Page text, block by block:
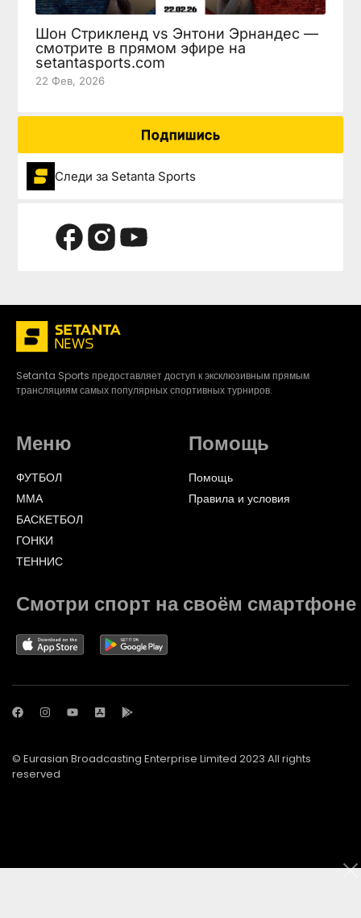
Шон Стрикленд vs Энтони Эрнандес —
смотрите в прямом эфире на
setantasports.com
22 Фев, 2026
Подпишись
Следи за Setanta Sports
Setanta Sports предоставляет доступ к эксклюзивным прямым
трансляциям самых популярных спортивных турниров.
Меню
ФУТБОЛ
ММА
БАСКЕТБОЛ
ГОНКИ
ТЕННИС
Помощь
Помощь
Правила и условия
Смотри спорт на своём смартфоне
© Eurasian Broadcasting Enterprise Limited 2023 All rights
reserved